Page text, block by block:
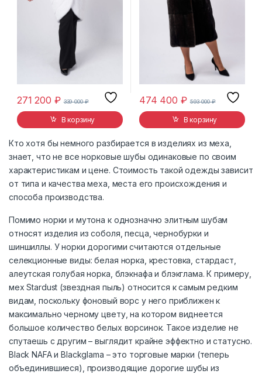
271 200 ₽ 339 000₽
В корзину
474 400 ₽ 593 000₽
В корзину
Кто хотя бы немного разбирается в изделиях из меха,
знает, что не все норковые шубы одинаковые по своим
характеристикам и цене. Стоимость такой одежды зависит
от типа и качества меха, места его происхождения и
способа производства.
Помимо норки и мутона к однозначно элитным шубам
относят изделия из соболя, песца, чернобурки и
шиншиллы. У норки дорогими считаются отдельные
селекционные виды: белая норка, крестовка, стардаст,
алеутская голубая норка, блэкнафа и блэкглама. К примеру,
мех Stardust (звездная пыль) относится к самым редким
видам, поскольку фоновый ворс у него приближен к
максимально черному цвету, на котором виднеется
большое количество белых ворсинок. Такое изделие не
спутаешь с другим – выглядит крайне эффектно и статусно.
Black NAFA и Blackglama – это торговые марки (теперь
объединившиеся), производящие дорогие шубы из